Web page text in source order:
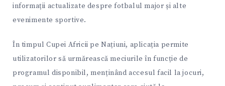
informații actualizate despre fotbalul major și alte
evenimente sportive.
În timpul Cupei Africii pe Națiuni, aplicația permite
utilizatorilor să urmărească meciurile în funcție de
programul disponibil, menținând accesul facil la jocuri,